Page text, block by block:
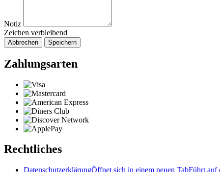
Notiz
Zeichen verbleibend
Abbrechen Speichern
Zahlungsarten
Rechtliches
DatenschutzerklärungÖffnet sich in einem neuen TabFührt auf